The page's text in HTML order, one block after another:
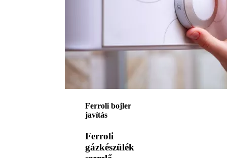
Ferroli bojler
javítás
Ferroli
gázkészülék